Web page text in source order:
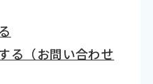
る（お問い合わせ